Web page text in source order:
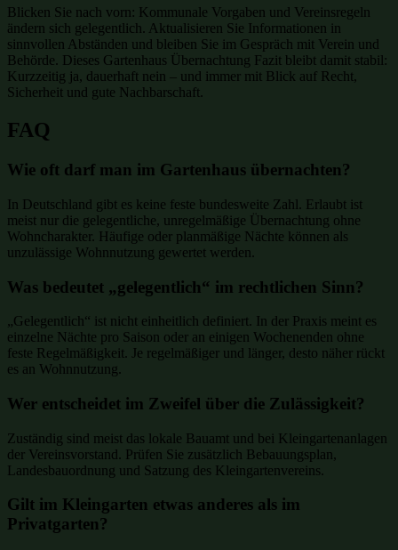
Blicken Sie nach vorn: Kommunale Vorgaben und Vereinsregeln
ändern sich gelegentlich. Aktualisieren Sie Informationen in
sinnvollen Abständen und bleiben Sie im Gespräch mit Verein und
Behörde. Dieses Gartenhaus Übernachtung Fazit bleibt damit stabil:
Kurzzeitig ja, dauerhaft nein – und immer mit Blick auf Recht,
Sicherheit und gute Nachbarschaft.
FAQ
Wie oft darf man im Gartenhaus übernachten?
In Deutschland gibt es keine feste bundesweite Zahl. Erlaubt ist
meist nur die gelegentliche, unregelmäßige Übernachtung ohne
Wohncharakter. Häufige oder planmäßige Nächte können als
unzulässige Wohnnutzung gewertet werden.
Was bedeutet „gelegentlich“ im rechtlichen Sinn?
„Gelegentlich“ ist nicht einheitlich definiert. In der Praxis meint es
einzelne Nächte pro Saison oder an einigen Wochenenden ohne
feste Regelmäßigkeit. Je regelmäßiger und länger, desto näher rückt
es an Wohnnutzung.
Wer entscheidet im Zweifel über die Zulässigkeit?
Zuständig sind meist das lokale Bauamt und bei Kleingartenanlagen
der Vereinsvorstand. Prüfen Sie zusätzlich Bebauungsplan,
Landesbauordnung und Satzung des Kleingartenvereins.
Gilt im Kleingarten etwas anderes als im
Privatgarten?